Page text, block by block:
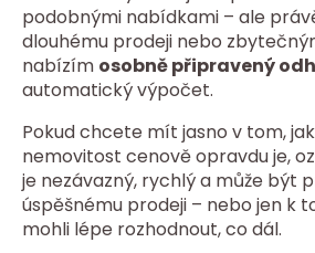
podobnými nabídkami – ale
dlouhému prodeji nebo
nabízím osobně připravený
automatický výpočet.
Pokud chcete mít jasno v tom,
nemovitost cenově opravdu je,
je nezávazný, rychlý a může být
úspěšnému prodeji – nebo jen k
mohli lépe rozhodnout, co dál.